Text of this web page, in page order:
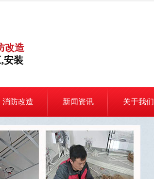
改造
安装
消防改造 新闻资讯 关于我们